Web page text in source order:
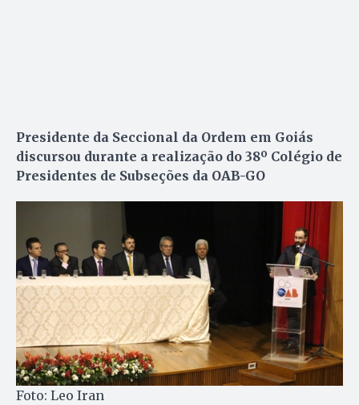
Presidente da Seccional da Ordem em Goiás
discursou durante a realização do 38º Colégio de
Presidentes de Subseções da OAB-GO
Foto: Leo Iran